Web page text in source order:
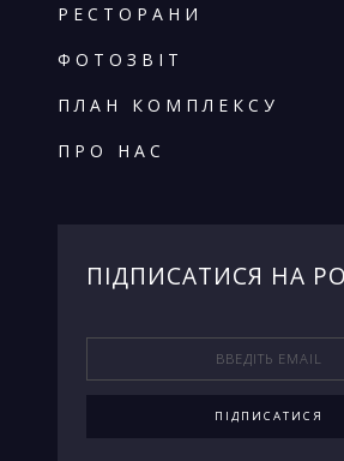
РЕСТОРАНИ
ФОТОЗВІТ
ПЛАН КОМПЛЕКСУ
ПРО НАС
ПIДПИСАТИСЯ НА